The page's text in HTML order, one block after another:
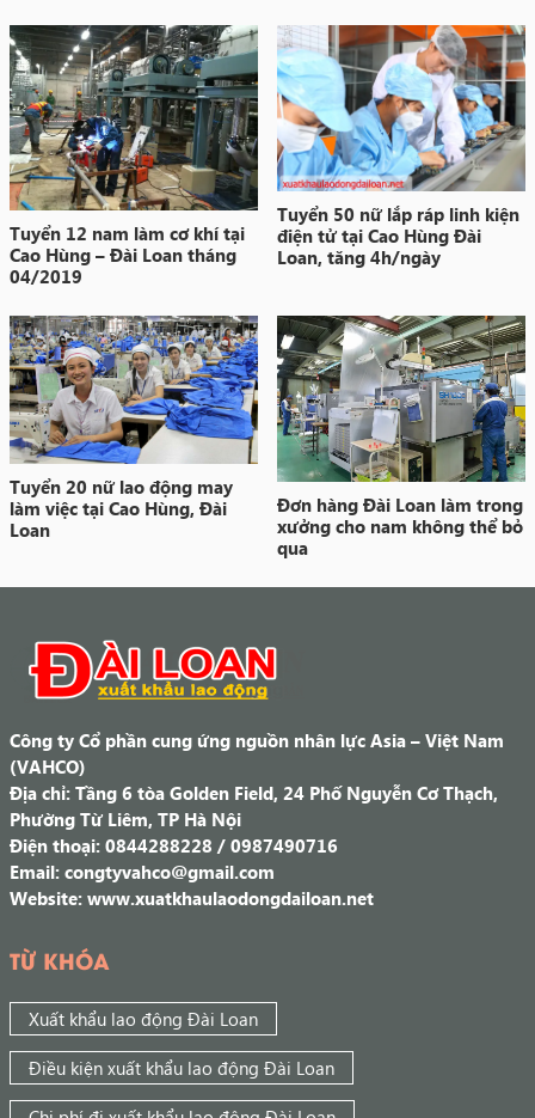
Tuyển 12 nam làm cơ khí tại
Cao Hùng – Đài Loan tháng
04/2019
Tuyển 50 nữ lắp ráp linh kiện
điện tử tại Cao Hùng Đài
Loan, tăng 4h/ngày
Tuyển 20 nữ lao động may
làm việc tại Cao Hùng, Đài
Loan
Đơn hàng Đài Loan làm trong
xưởng cho nam không thể bỏ
qua
Công ty Cổ phần cung ứng nguồn nhân lực Asia – Việt Nam
(VAHCO)
Địa chỉ: Tầng 6 tòa Golden Field, 24 Phố Nguyễn Cơ Thạch,
Phường Từ Liêm, TP Hà Nội
Điện thoại: 0844288228 / 0987490716
Email: congtyvahco@gmail.com
Website: www.xuatkhaulaodongdailoan.net
TỪ KHÓA
Xuất khẩu lao động Đài Loan
Điều kiện xuất khẩu lao động Đài Loan